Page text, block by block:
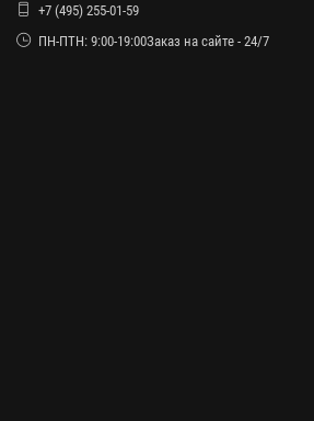
+7 (495) 255-01-59
ПН-ПТН: 9:00-19:00Заказ на сайте - 24/7